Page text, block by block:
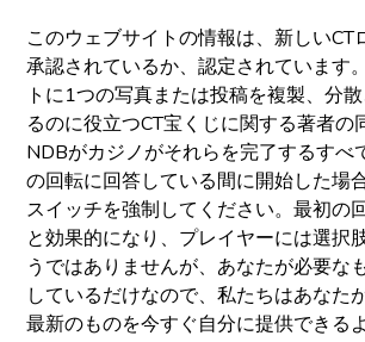
このウェブサイトの情報は、新しいCT
承認されているか、認定されています
トに1つの写真または投稿を複製、分
るのに役立つCT宝くじに関する著者の
NDBがカジノがそれらを完了するすべ
の回転に回答している間に開始した場
スイッチを強制してください。最初の
と効果的になり、プレイヤーには選択
うではありませんが、あなたが必要な
しているだけなので、私たちはあなた
最新のものを今すぐ自分に提供できる